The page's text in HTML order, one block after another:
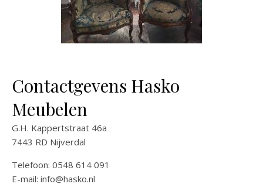
Contactgevens Hasko
Meubelen
G.H. Kappertstraat 46a
7443 RD Nijverdal
Telefoon: 0548 614 091
E-mail: info@hasko.nl